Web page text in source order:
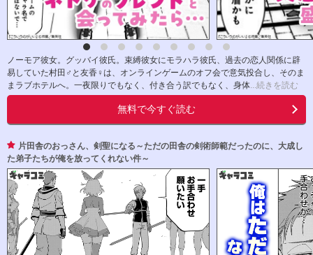
ノーモア彼女。グッバイ彼氏。束縛彼女にモラハラ彼氏、過去の恋人関係に辟
易していた村田♂と友香♀は、オンラインゲームのオフ会で意気投合し、そのま
まラブホテルへ。一夜限りでもなく、付き合う訳でもなく、身体...続きを読む
無料で今すぐ読む
片田舎のおっさん、剣聖になる～ただの田舎の剣術師範だったのに、大成し
た弟子たちが俺を放ってくれない件～